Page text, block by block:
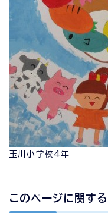
玉川小学校4年
このページに関する